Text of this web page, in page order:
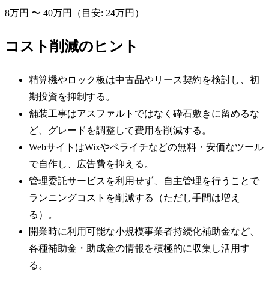
8万円 〜 40万円 （目安: 24万円 ）
コスト削減のヒント
精算機やロック板は中古品やリース契約を検討し、初
期投資を抑制する。
舗装工事はアスファルトではなく砕石敷きに留めるな
ど、グレードを調整して費用を削減する。
WebサイトはWixやペライチなどの無料・安価なツール
で自作し、広告費を抑える。
管理委託サービスを利用せず、自主管理を行うことで
ランニングコストを削減する（ただし手間は増え
る）。
開業時に利用可能な小規模事業者持続化補助金など、
各種補助金・助成金の情報を積極的に収集し活用す
る。